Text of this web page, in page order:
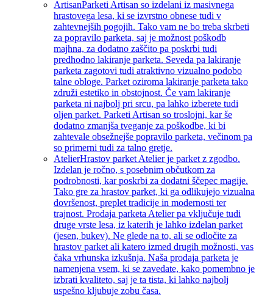
ArtisanParketi Artisan so izdelani iz masivnega
hrastovega lesa, ki se izvrstno obnese tudi v
zahtevnejših pogojih. Tako vam ne bo treba skrbeti
za popravilo parketa, saj je možnost poškodb
majhna, za dodatno zaščito pa poskrbi tudi
predhodno lakiranje parketa. Seveda pa lakiranje
parketa zagotovi tudi atraktivno vizualno podobo
talne obloge. Parket oziroma lakiranje parketa tako
združi estetiko in obstojnost. Če vam lakiranje
parketa ni najbolj pri srcu, pa lahko izberete tudi
oljen parket. Parketi Artisan so troslojni, kar še
dodatno zmanjša tveganje za poškodbe, ki bi
zahtevale obsežnejše popravilo parketa, večinom pa
so primerni tudi za talno gretje.
AtelierHrastov parket Atelier je parket z zgodbo.
Izdelan je ročno, s posebnim občutkom za
podrobnosti, kar poskrbi za dodatni ščepec magije.
Tako gre za hrastov parket, ki ga odlikujejo vizualna
dovršenost, preplet tradicije in modernosti ter
trajnost. Prodaja parketa Atelier pa vključuje tudi
druge vrste lesa, iz katerih je lahko izdelan parket
(jesen, bukev). Ne glede na to, ali se odločite za
hrastov parket ali katero izmed drugih možnosti, vas
čaka vrhunska izkušnja. Naša prodaja parketa je
namenjena vsem, ki se zavedate, kako pomembno je
izbrati kvaliteto, saj je ta tista, ki lahko najbolj
uspešno kljubuje zobu časa.